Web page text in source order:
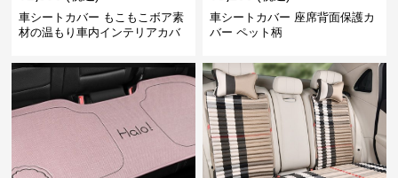
車シートカバー もこもこボア素
材の温もり車内インテリアカバ
車シートカバー 座席背面保護カ
バー ペット柄